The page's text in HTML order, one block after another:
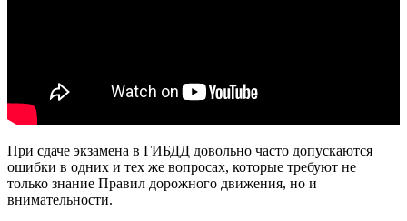
При сдаче экзамена в ГИБДД довольно часто допускаются
ошибки в одних и тех же вопросах, которые требуют не
только знание Правил дорожного движения, но и
внимательности.